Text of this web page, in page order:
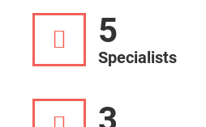
5
Specialists